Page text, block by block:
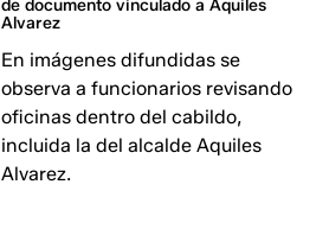
de documento vinculado a Aquiles
Alvarez
En imágenes difundidas se
observa a funcionarios revisando
oficinas dentro del cabildo,
incluida la del alcalde Aquiles
Alvarez.